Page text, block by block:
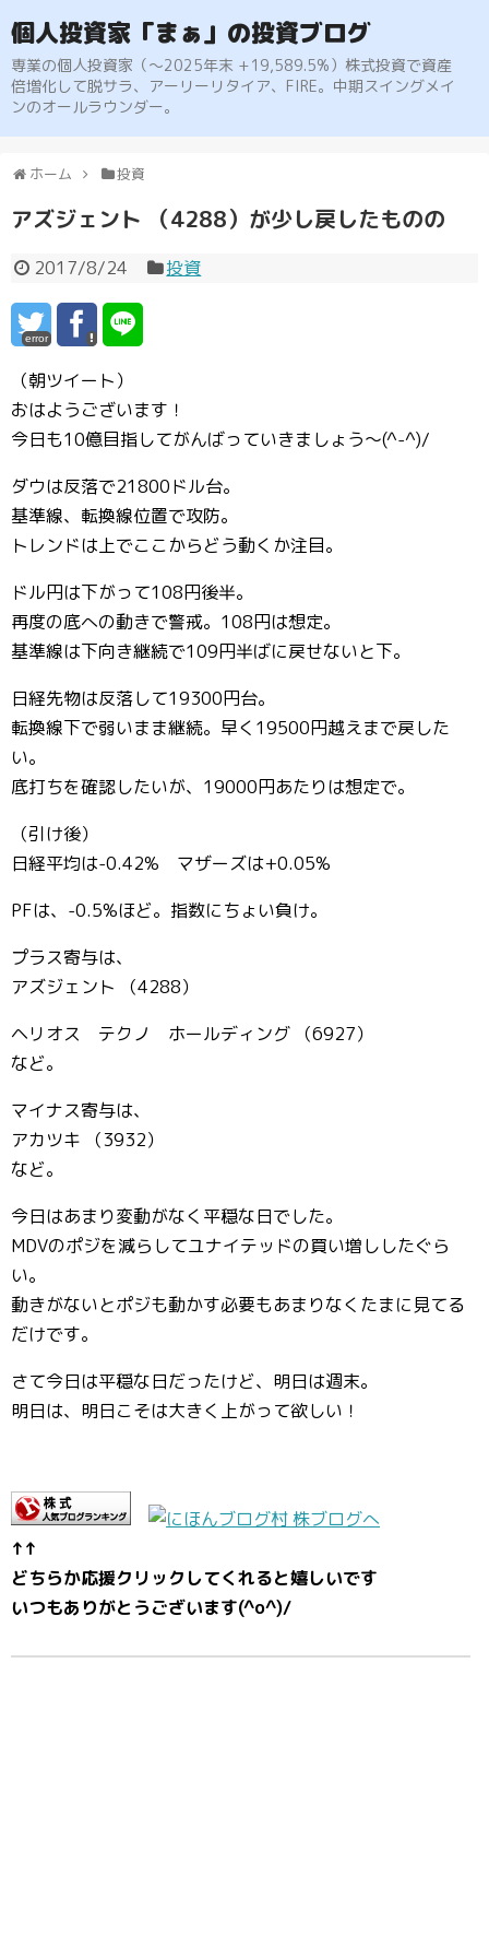
個人投資家「まぁ」の投資ブログ
専業の個人投資家（〜2025年末 +19,589.5%）株式投資で資産
倍増化して脱サラ、アーリーリタイア、FIRE。中期スイングメイ
ンのオールラウンダー。
ホーム 投資
アズジェント （4288）が少し戻したものの
2017/8/24 投資
error
（朝ツイート）
おはようございます！
今日も10億目指してがんばっていきましょう〜(^-^)/
ダウは反落で21800ドル台。
基準線、転換線位置で攻防。
トレンドは上でここからどう動くか注目。
ドル円は下がって108円後半。
再度の底への動きで警戒。108円は想定。
基準線は下向き継続で109円半ばに戻せないと下。
日経先物は反落して19300円台。
転換線下で弱いまま継続。早く19500円越えまで戻した
い。
底打ちを確認したいが、19000円あたりは想定で。
（引け後）
日経平均は-0.42% マザーズは+0.05%
PFは、-0.5%ほど。指数にちょい負け。
プラス寄与は、
アズジェント （4288）
ヘリオス テクノ ホールディング （6927）
など。
マイナス寄与は、
アカツキ （3932）
など。
今日はあまり変動がなく平穏な日でした。
MDVのポジを減らしてユナイテッドの買い増ししたぐら
い。
動きがないとポジも動かす必要もあまりなくたまに見てる
だけです。
さて今日は平穏な日だったけど、明日は週末。
明日は、明日こそは大きく上がって欲しい！
↑↑
どちらか応援クリックしてくれると嬉しいです
いつもありがとうございます(^o^)/